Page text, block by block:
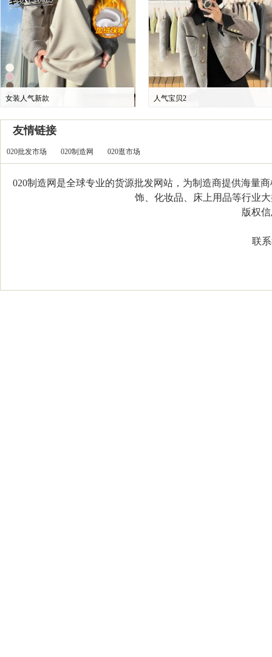
女装人气新款 人气宝贝2
友情链接
020批发市场 020制造网 020逛市场
020制造网是全球专业的货源批发网站，为制造商提供海量
饰、化妆品、床上用品等行业
版权信
联